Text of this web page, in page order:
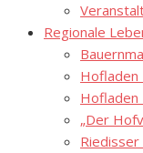
Regionale
Hofladen
Hofladen
„Der